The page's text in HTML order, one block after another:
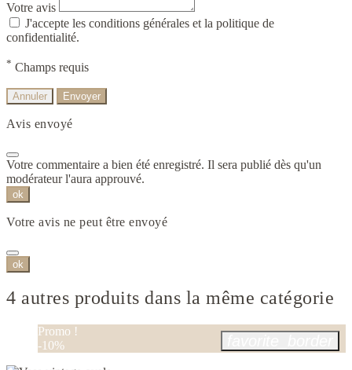
Votre avis
J'accepte les conditions générales et la politique de
confidentialité.
* Champs requis
Annuler Envoyer
Avis envoyé
Votre commentaire a bien été enregistré. Il sera publié dès qu'un
modérateur l'aura approuvé.
ok
Votre avis ne peut être envoyé
ok
4 autres produits dans la même catégorie
Promo !
-10%